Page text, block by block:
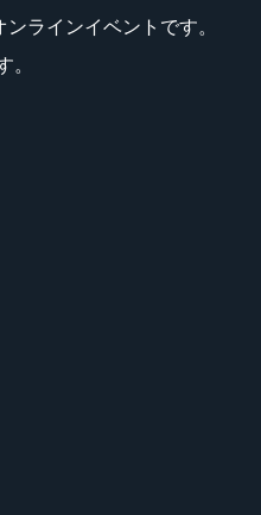
ラインイベントです。
。